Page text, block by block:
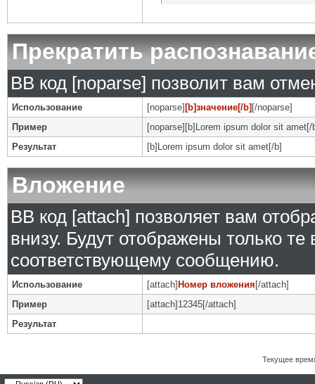
Прекратить
BB код [noparse] позволит вам
Использование [noparse] [b]значение[/b] [/noparse]
Пример
[noparse][b]Lorem ipsum dolor sit amet[/
Результат
[b]Lorem ipsum dolor sit amet[/b]
Вложение
BB код [attach] позволяет вам
внизу. Будут отображены только
соответствующему сообщению.
Использование [attach] Номер вложения [/attach]
Пример
[attach]12345[/attach]
Результат
Текущее